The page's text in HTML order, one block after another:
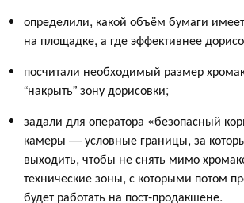
определили, какой объём бумаги
на площадке, а где эффективнее
посчитали необходимый размер
“накрыть” зону дорисовки;
задали для оператора «безопасный
камеры — условные границы, за
выходить, чтобы не снять мимо
технические зоны, с которыми потом
будет работать на пост-продакшене.